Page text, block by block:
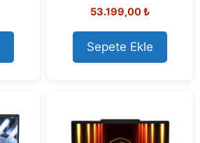
o
t
o
f
5
53.199,00₺
Sepete Ekle